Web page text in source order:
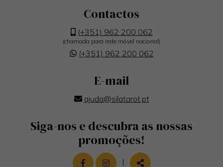
Contactos
(+351) 962 200 062
(chamada para rede móvel nacional)
(+351) 962 200 062
E-mail
ajuda@silatarot.pt
Siga-nos e descubra as nossas
promoções!
LINK PARA A PÁGINA DE FACEBOOK
LINK PARA A PÁGINA DE
|